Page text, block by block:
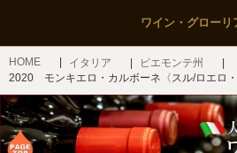
ワイン・グローリ
HOME イタリア
ピエモンテ州
2020 モンキエロ・カルボーネ〈スル/ロエロ・